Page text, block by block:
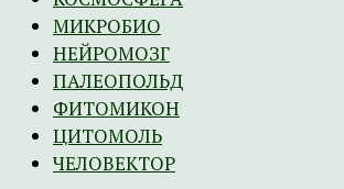
МИКРОБИО
НЕЙРОМОЗГ
ПАЛЕОПОЛЬД
ФИТОМИКОН
ЦИТОМОЛЬ
ЧЕЛОВЕКТОР